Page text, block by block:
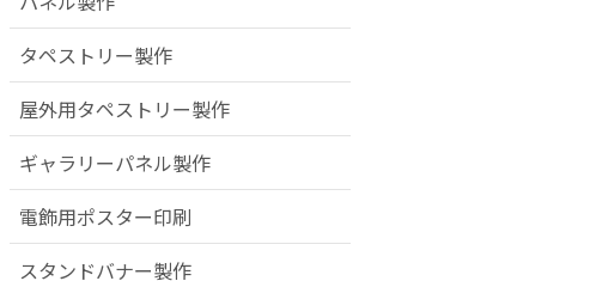
タペストリー製作
屋外用タペストリー製作
ギャラリーパネル製作
電飾用ポスター印刷
スタンドバナー製作